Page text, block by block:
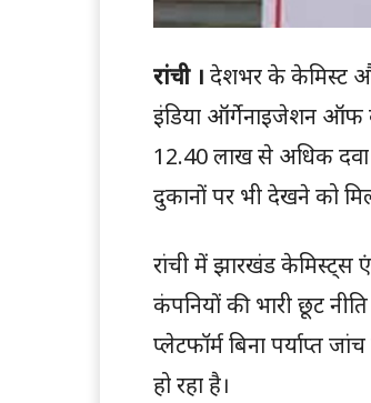
रांची । देशभर के केमिस्ट और
इंडिया ऑर्गेनाइजेशन ऑफ
12.40 लाख से अधिक दवा
दुकानों पर भी देखने को
रांची में झारखंड केमिस्ट्स
कंपनियों की भारी छूट
प्लेटफॉर्म बिना पर्याप्त
हो रहा है।